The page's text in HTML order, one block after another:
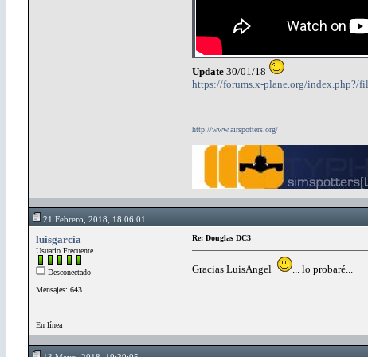
Update 30/01/18
https://forums.x-plane.org/index.php?/
http://www.airspotters.org/
21 Febrero, 2018, 18:06:01
luisgarcia
Usuario Frecuente
Desconectado
Mensajes: 643
En línea
Re: Douglas DC3
Gracias LuisAngel ... lo probaré...